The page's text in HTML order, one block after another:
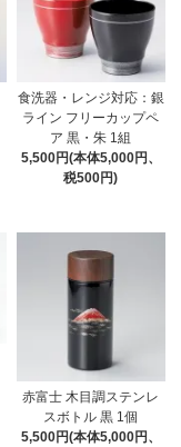
食洗器・レンジ対応：銀
ライン フリーカップペ
ア 黒・朱 1組
5,500円(本体5,000円、
税500円)
赤富士 木目調ステンレ
スボトル 黒 1個
5,500円(本体5,000円、